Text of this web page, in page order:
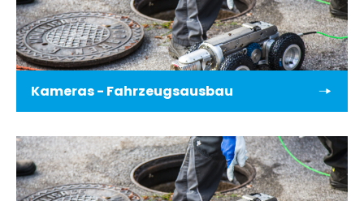
Kameras - Fahrzeugsausbau